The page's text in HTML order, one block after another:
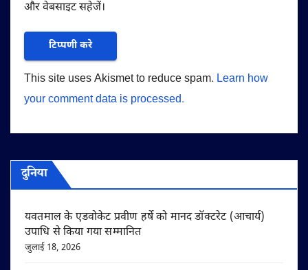
और वेबसाइट सहेजें।
This site uses Akismet to reduce spam. Learn how
your comment data is processed.
दुनिया
यवतमाल के एडवोकेट प्रवीण हर्षे को मानद डॉक्टरेट (आचार्य)
उपाधि से किया गया सम्मानित
जुलाई 18, 2026